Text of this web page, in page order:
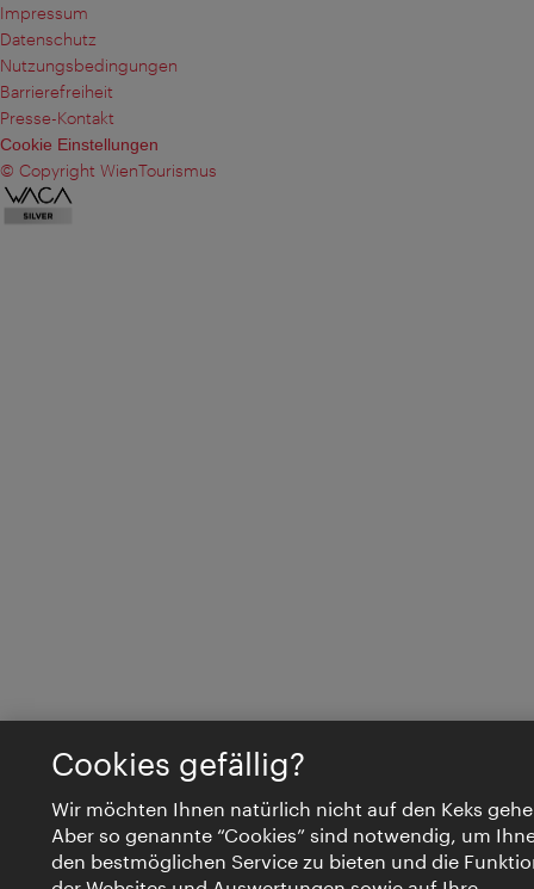
Impressum
Datenschutz
Nutzungsbedingungen
Barrierefreiheit
Presse-Kontakt
Cookie Einstellungen
© Copyright WienTourismus
Cookies gefällig?
Wir möchten Ihnen natürlich nicht auf den Keks
Aber so genannte “Cookies” sind notwendig, um
den bestmöglichen Service zu bieten und die